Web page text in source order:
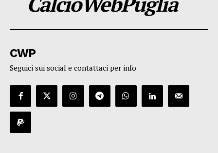
CWP
Seguici sui social e contattaci per info